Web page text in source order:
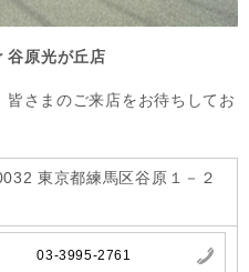
谷原光が丘店
さまのご来店をお待ちしてお
東京都練馬区谷原１－２
03-3995-2761